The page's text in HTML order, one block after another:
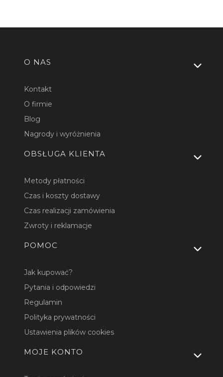
Linki w stopce
O NAS
Kontakt
O firmie
Blog
Nagrody i wyróżnienia
OBSŁUGA KLIENTA
Metody płatności
Czas i koszty dostawy
Czas realizacji zamówienia
Zwroty i reklamacje
POMOC
Jak kupować?
Pytania i odpowiedzi
Regulamin
Polityka prywatności
Ustawienia plików cookies
MOJE KONTO